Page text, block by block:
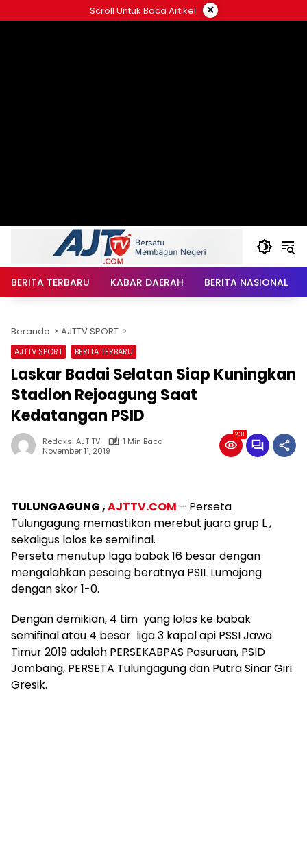
ke
Scroll Untuk Baca Artikel ×
BERITA TERBARU KABAR DAERAH BERITA NASIONAL
Beranda AJTTV SPORT
AJTTV SPORT BERITA TERBARU
Laskar Badai Selatan Siap Kuningkan
Stadion Rejoagung Saat
Kedatangan PSID
Redaksi AJT TV
1 Min Baca
November 11, 2019
231
TULUNGAGUNG ,AJTTV.COM – Perseta
Tulungagung memastikan merebut juara grup L ,
sekaligus lolos ke semifinal.
Perseta menutup laga babak 16 besar dengan
mengalahkan pesaing beratnya PSIL Lumajang
dengan skor 1-0.
Dengan demikian, 4 tim yang lolos ke babak
semifinal atau 4 besar liga 3 kapal api PSSI Jawa
Timur 2019 adalah PERSEKABPAS Pasuruan, PSID
Jombang, PERSETA Tulungagung dan Putra Sinar Giri
Gresik.